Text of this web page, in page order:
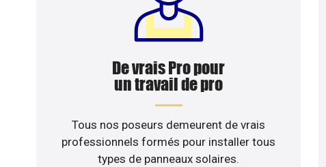
De vrais Pro pour
un travail de pro
Tous nos poseurs demeurent de vrais
professionnels formés pour installer tous
types de panneaux solaires.